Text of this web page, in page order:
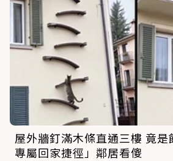
屋外牆釘滿木條直通三樓 竟是
專屬回家捷徑」鄰居看傻